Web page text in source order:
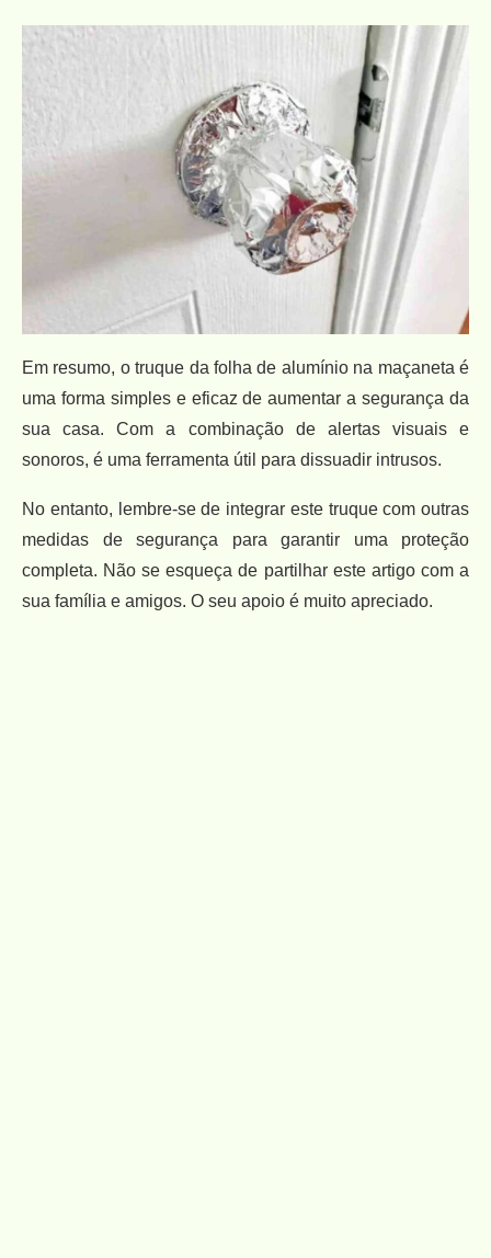
Em resumo, o truque da folha de alumínio na maçaneta é
uma forma simples e eficaz de aumentar a segurança da
sua casa. Com a combinação de alertas visuais e
sonoros, é uma ferramenta útil para dissuadir intrusos.
No entanto, lembre-se de integrar este truque com outras
medidas de segurança para garantir uma proteção
completa. Não se esqueça de partilhar este artigo com a
sua família e amigos. O seu apoio é muito apreciado.